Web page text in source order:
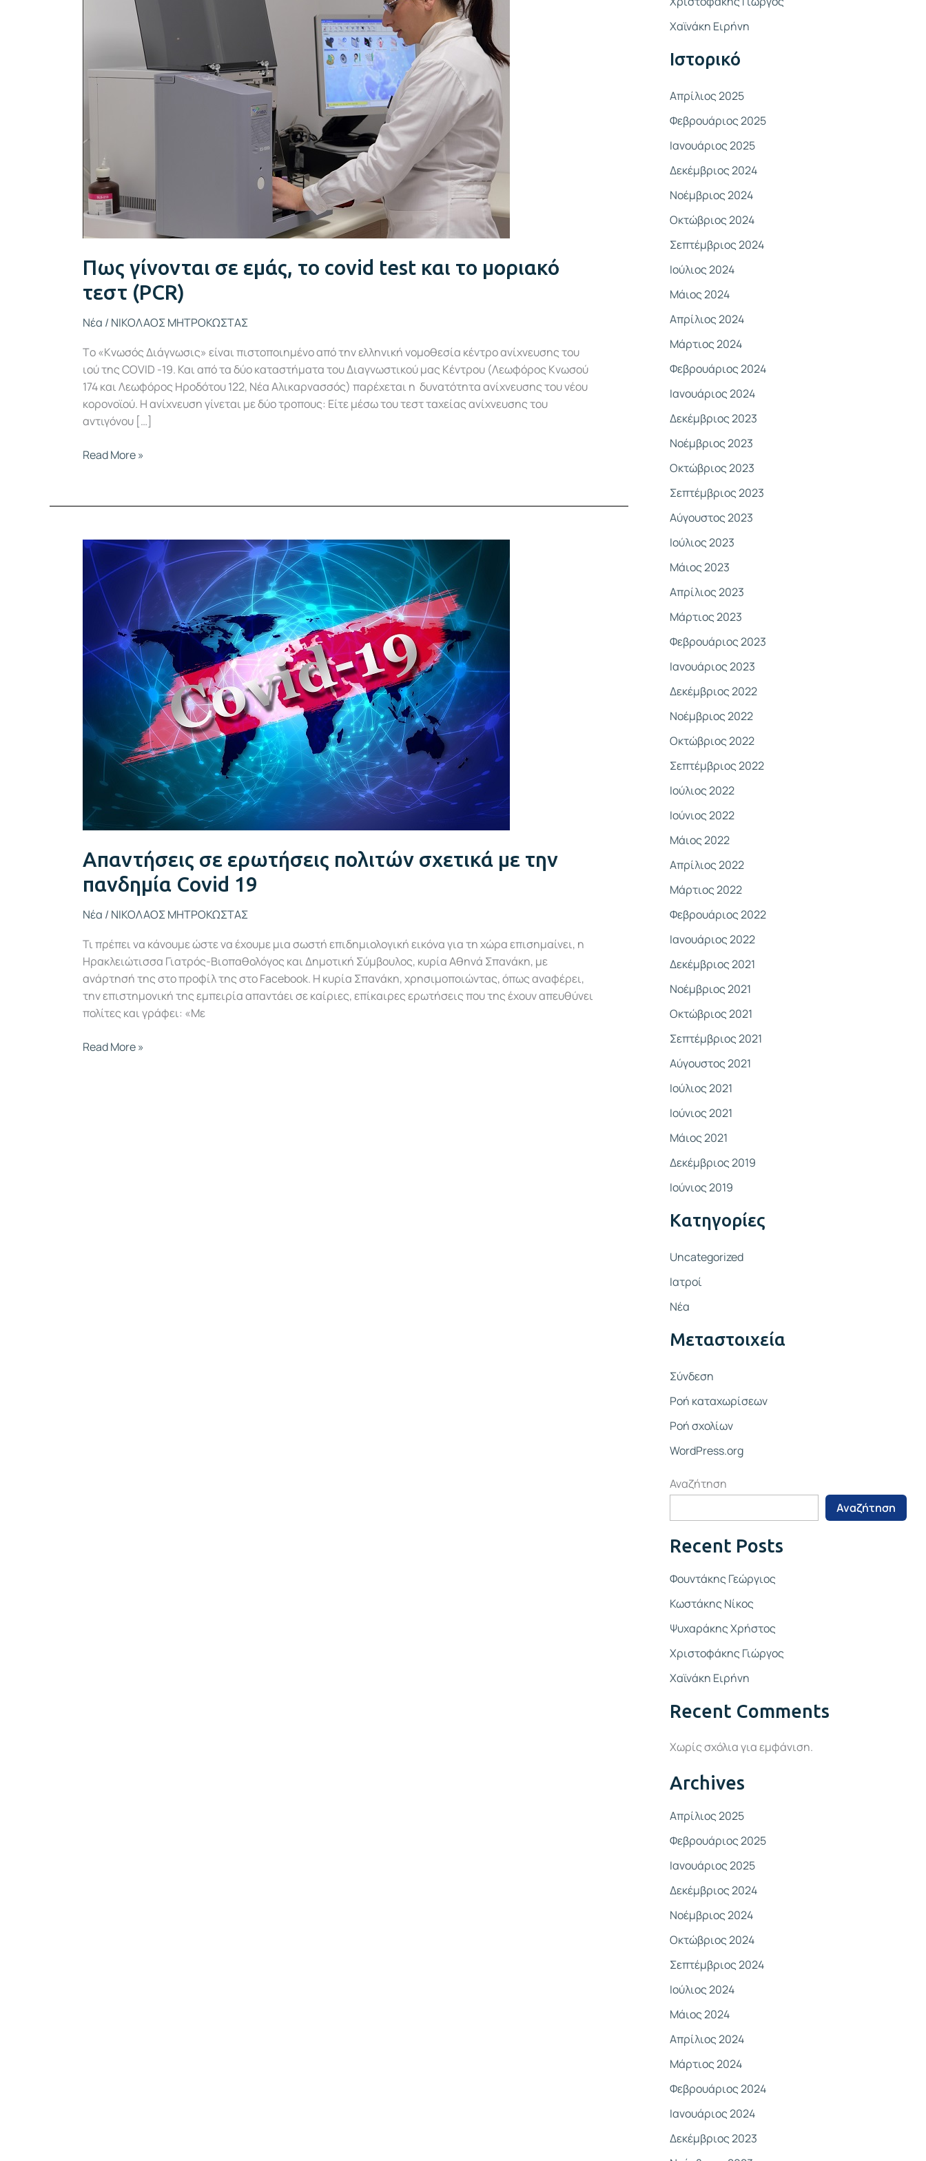
Πως γίνονται σε εμάς, το covid test και το μοριακό
τεστ (PCR)
Νέα / ΝΙΚΟΛΑΟΣ ΜΗΤΡΟΚΩΣΤΑΣ
Τo «Κνωσός Διάγνωσις» είναι πιστοποιημένo από την ελληνική νομοθεσία κέντρο ανίχνευσης του
ιού της COVID -19. Και από τα δύο καταστήματα του Διαγνωστικού μας Κέντρου (Λεωφόρος Κνωσού
174 και Λεωφόρος Ηροδότου 122, Νέα Αλικαρνασσός) παρέχεται η δυνατότητα ανίχνευσης του νέου
κορονοϊού. Η ανίχνευση γίνεται με δύο τροπους: Είτε μέσω του τεστ ταχείας ανίχνευσης του
αντιγόνου […]
και
(PCR)
Read More »
Απαντήσεις σε ερωτήσεις πολιτών σχετικά με την
πανδημία Covid 19
Νέα / ΝΙΚΟΛΑΟΣ ΜΗΤΡΟΚΩΣΤΑΣ
Τι πρέπει να κάνουμε ώστε να έχουμε μια σωστή επιδημιολογική εικόνα για τη χώρα επισημαίνει, η
Ηρακλειώτισσα Γιατρός-Βιοπαθολόγος και Δημοτική Σύμβουλος, κυρία Αθηνά Σπανάκη, με
ανάρτησή της στο προφίλ της στο Facebook. Η κυρία Σπανάκη, χρησιμοποιώντας, όπως αναφέρει,
την επιστημονική της εμπειρία απαντάει σε καίριες, επίκαιρες ερωτήσεις που της έχουν απευθύνει
πολίτες και γράφει: «Με
Απαντήσεις
σε
ερωτήσεις
πολιτών
σχετικά
την
πανδημία
Covid
Read More »
σ
η
α
:
Χαϊνάκη Ειρήνη
Ιστορικό
Απρίλιος 2025
Φεβρουάριος 2025
Ιανουάριος 2025
Δεκέμβριος 2024
Νοέμβριος 2024
Οκτώβριος 2024
Σεπτέμβριος 2024
Ιούλιος 2024
Μάιος 2024
Απρίλιος 2024
Μάρτιος 2024
Φεβρουάριος 2024
Ιανουάριος 2024
Δεκέμβριος 2023
Νοέμβριος 2023
Οκτώβριος 2023
Σεπτέμβριος 2023
Αύγουστος 2023
Ιούλιος 2023
Μάιος 2023
Απρίλιος 2023
Μάρτιος 2023
Φεβρουάριος 2023
Ιανουάριος 2023
Δεκέμβριος 2022
Νοέμβριος 2022
Οκτώβριος 2022
Σεπτέμβριος 2022
Ιούλιος 2022
Ιούνιος 2022
Μάιος 2022
Απρίλιος 2022
Μάρτιος 2022
Φεβρουάριος 2022
Ιανουάριος 2022
Δεκέμβριος 2021
Νοέμβριος 2021
Οκτώβριος 2021
Σεπτέμβριος 2021
Αύγουστος 2021
Ιούλιος 2021
Ιούνιος 2021
Μάιος 2021
Δεκέμβριος 2019
Ιούνιος 2019
Kατηγορίες
Uncategorized
Ιατροί
Νέα
Μεταστοιχεία
Σύνδεση
Ροή καταχωρίσεων
Ροή σχολίων
WordPress.org
Αναζήτηση
Αναζήτηση
Recent Posts
Φουντάκης Γεώργιος
Κωστάκης Νίκος
Ψυχαράκης Χρήστος
Χριστοφάκης Γιώργος
Χαϊνάκη Ειρήνη
Recent Comments
Χωρίς σχόλια για εμφάνιση.
Archives
Απρίλιος 2025
Φεβρουάριος 2025
Ιανουάριος 2025
Δεκέμβριος 2024
Νοέμβριος 2024
Οκτώβριος 2024
Σεπτέμβριος 2024
Ιούλιος 2024
Μάιος 2024
Απρίλιος 2024
Μάρτιος 2024
Φεβρουάριος 2024
Ιανουάριος 2024
Δεκέμβριος 2023